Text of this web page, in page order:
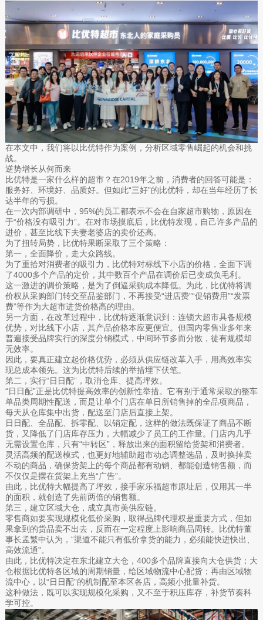
在本文中，我们将以比优特作为案例，分析区域零售崛起的机会和挑
战。
逆势增长从何而来
比优特是一家什么样的超市？在2019年之前，消费者的回答可能是：
服务好、环境好、品质好。但如此“三好”的比优特，却在当年经历了长
达半年的亏损。
在一次内部调研中，95%的员工都表示不会在自家超市购物，原因在
于“价格没有吸引力”。在对市场摸底后，比优特发现，自己许多产品的
进价，甚至比线下夫妻老婆店的卖价还高。
为了扭转局势，比优特果断采取了三个策略：
第一，全面降价，走大众路线。
为了重拾对消费者的吸引力，比优特对标线下小店的价格，全面下调
了4000多个产品的定价，其中数百个产品在调价后已变成负毛利。
这一激进的调价策略，是为了倒逼采购成本降低。为此，比优特将调
价权从采购部门转交至品鉴部门，不再接受“进店费”“促销费用”“发票
费”等作为大超市进货价格高的理由。
另一方面，在改革过程中，比优特逐渐意识到：连锁大超市具备规模
优势，对比线下小店，其产品价格本应更便宜。但国内零售业多年来
普遍接受品牌实行的深度分销模式，中间环节多而分散，徒有规模却
无效率。
因此，要真正建立起价格优势，必须从供应链改革入手，用高效率实
现总成本领先。这为比优特后续的举措埋下伏笔。
第二，实行“日日配”，取消仓库、提高坪效。
“日日配”正是比优特提高效率的创新性举措。它有别于通常采取的整车
单品类周期性配送，而是让单个门店在单日所销售掉的全品项商品，
每天从仓库集中出货，配送至门店后直接上架。
日日配、全品配、拆零配、以销定配，这样的做法既保证了商品不断
货，又降低了门店库存压力，大幅减少了员工的工作量。门店内几乎
无需设置仓库，只有“中转区”，释放出来的面积留给货架和消费者。
灵活高频的配送模式，也更好地辅助超市动态调整选品，及时换掉卖
不动的商品，确保货架上的每个商品都有动销、都能创造销售额，而
不仅仅是摆在货架上充当“广告”。
由此，比优特大幅提高了坪效，接手家乐福超市原址后，仅用其一半
的面积，就创造了先前两倍的销售额。
第三，建立区域大仓，成立真市美供应链。
零售商如要实现规模化低价采购，取得品牌代理权是重要方式，但如
果拿到的货品卖不出去，反而在一定程度上影响商品周转。比优特董
事长孟繁中认为，“渠道不能只有低价拿货的能力，必须能快进快出、
高效流通”。
由此，比优特决定在东北建立大仓，400多个品牌直接向大仓供货；大
仓根据比优特各区域的周期销量，给区域物流中心配货；再由区域物
流中心，以“日日配”的机制配至本区各店，高频小批量补货。
这种做法，既可以实现规模化采购，又不至于积压库存，补货节奏科
学可控。